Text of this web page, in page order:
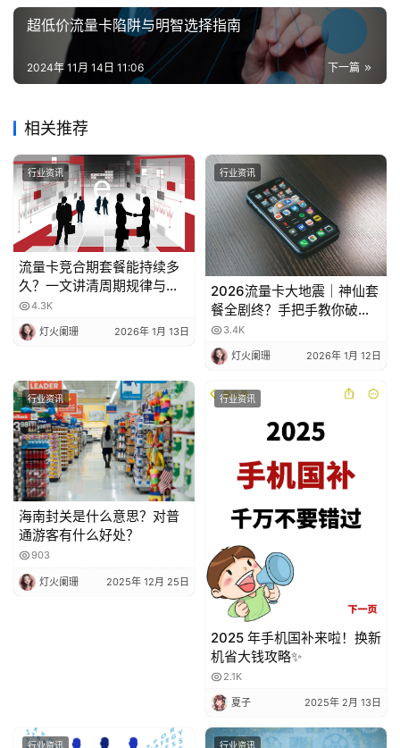
超低价流量卡陷阱与明智选择指南
下一篇
2024年 11月 14日 11:06
相关推荐
行业资讯
流量卡竞合期套餐能持续多
久？一文讲清周期规律与选
卡时机
4.3K
灯火阑珊 2026年 1月 13日
行业资讯
2026流量卡大地震｜神仙套
餐全剧终？手把手教你破解
运营商“合谋”内幕！📱💥
3.4K
灯火阑珊 2026年 1月 12日
行业资讯
海南封关是什么意思？对普
通游客有什么好处？
903
灯火阑珊 2025年 12月 25日
行业资讯
2025 年手机国补来啦！换新
机省大钱攻略✨
2.1K
夏子 2025年 2月 13日
行业资讯 行业资讯